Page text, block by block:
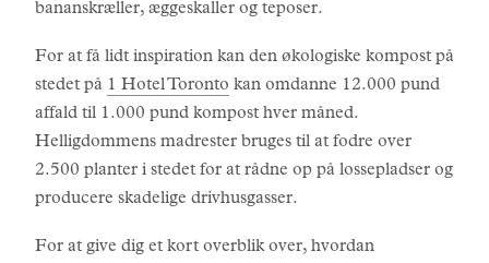
bananskræller, æggeskaller og teposer.
For at få lidt inspiration kan den økologiske kompost på
stedet på 1 Hotel Toronto kan omdanne 12.000 pund
affald til 1.000 pund kompost hver måned.
Helligdommens madrester bruges til at fodre over
2.500 planter i stedet for at rådne op på lossepladser og
producere skadelige drivhusgasser.
For at give dig et kort overblik over, hvordan